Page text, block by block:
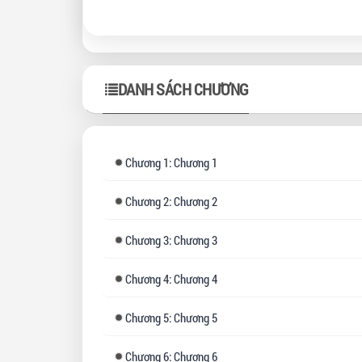
mà
DANH SÁCH CHƯƠNG
Chương 1: Chương 1
Chương2: Chương 2
Chương3: Chương 3
Chương4: Chương 4
Chương 5: Chương 5
Chương6: Chương 6